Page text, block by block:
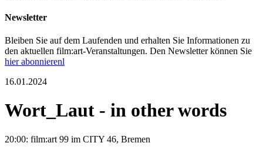
Newsletter
Bleiben Sie auf dem Laufenden und erhalten Sie Informationen zu
den aktuellen film:art-Veranstaltungen. Den Newsletter können Sie
hier abonnierenl
16.01.2024
Wort_Laut - in other words
20:00: film:art 99 im CITY 46, Bremen